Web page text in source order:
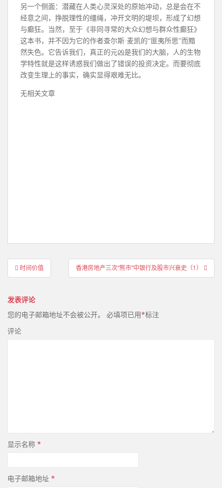
另一个侧面：潜藏在人类心灵深处的原始冲动，总是会在不
经意之间，挣脱理性的缰绳，冲开文明的堤坝，形成了幻想
与癫狂。当然，至于《非同寻常的大众幻想与群众性癫狂》
这本书，并不因为它的作者查尔斯·麦凯的“匪夷所思”而黯
然失色。它告诉我们，真正的元凶是我们的大脑，人的生物
学特性就是这样诱惑我们做出了错误的投资决定。而要彻底
改变生理上的事实，确实显得艰难无比。
无相关文章
文
章
航
时间价值 香港房地产三次“熊市”中银行及股市兴衰史（1）
发表评论
您的电子邮箱地址不会被公开。 必填项已用*标注
评论
显示名称 *
电子邮箱地址 *